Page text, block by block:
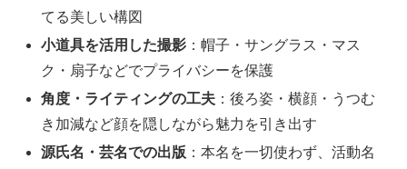
てる美しい構図
小道具を活用した撮影 ：帽子・サングラス・マス
ク・扇子などでプライバシーを保護
角度・ライティングの工夫 ：後ろ姿・横顔・うつむ
き加減など顔を隠しながら魅力を引き出す
源氏名・芸名での出版 ：本名を一切使わず、活動名